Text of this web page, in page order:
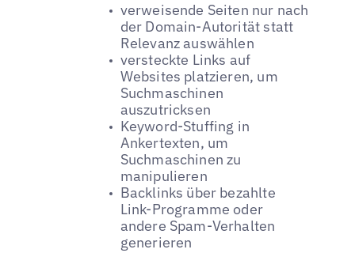
verweisende Seiten nur nach
der Domain-Autorität statt
Relevanz auswählen
versteckte Links auf
Websites platzieren, um
Suchmaschinen
auszutricksen
Keyword-Stuffing in
Ankertexten, um
Suchmaschinen zu
manipulieren
Backlinks über bezahlte
Link-Programme oder
andere Spam-Verhalten
generieren